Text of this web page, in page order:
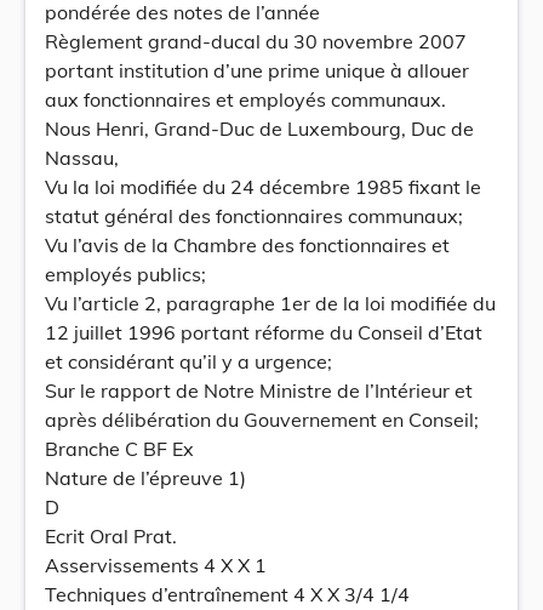
pondérée des notes de l’année
Règlement grand-ducal du 30 novembre 2007
portant institution d’une prime unique à allouer
aux fonctionnaires et employés communaux.
Nous Henri, Grand-Duc de Luxembourg, Duc de
Nassau,
Vu la loi modifiée du 24 décembre 1985 fixant le
statut général des fonctionnaires communaux;
Vu l’avis de la Chambre des fonctionnaires et
employés publics;
Vu l’article 2, paragraphe 1er de la loi modifiée du
12 juillet 1996 portant réforme du Conseil d’Etat
et considérant qu’il y a urgence;
Sur le rapport de Notre Ministre de l’Intérieur et
après délibération du Gouvernement en Conseil;
Branche C BF Ex
Nature de l’épreuve 1)
D
Ecrit Oral Prat.
Asservissements 4 X X 1
Techniques d’entraînement 4 X X 3/4 1/4